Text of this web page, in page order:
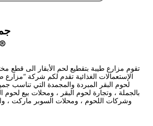
تقوم مزارع طيبة بتقطيع لحم الأبقار الى قطع
الإستعمالات الغذائية تقدم لكم شركة “مزارع
لحوم البقر المبردة والمجمدة التي تناسب
بالجملة ، وتجارة لحوم البقر ، ومحلات بيع لحوم
وشركات اللحوم ، ومحلات السوبر ماركت ،